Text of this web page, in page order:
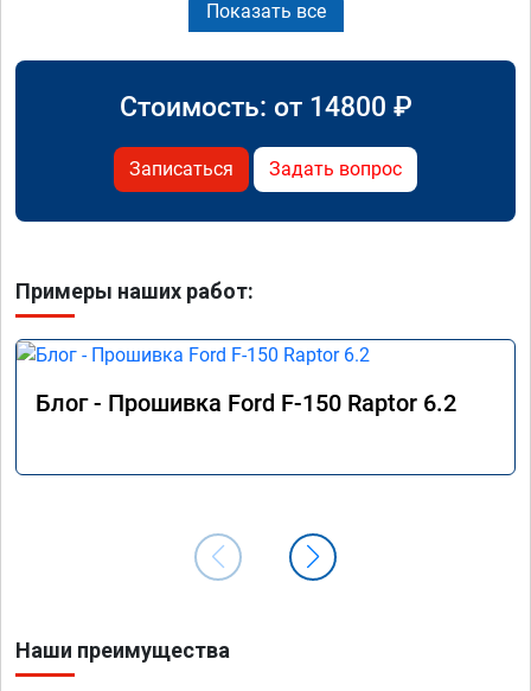
Показать все
Стоимость: от 14800 ₽
Записаться Задать вопрос
Примеры наших работ:
Блог - Прошивка Ford F-150 Raptor 6.2
Наши преимущества